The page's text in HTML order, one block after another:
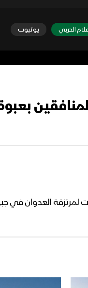
الحربي يوتيوب
للمنافقين
لمرتزقة العدوان في